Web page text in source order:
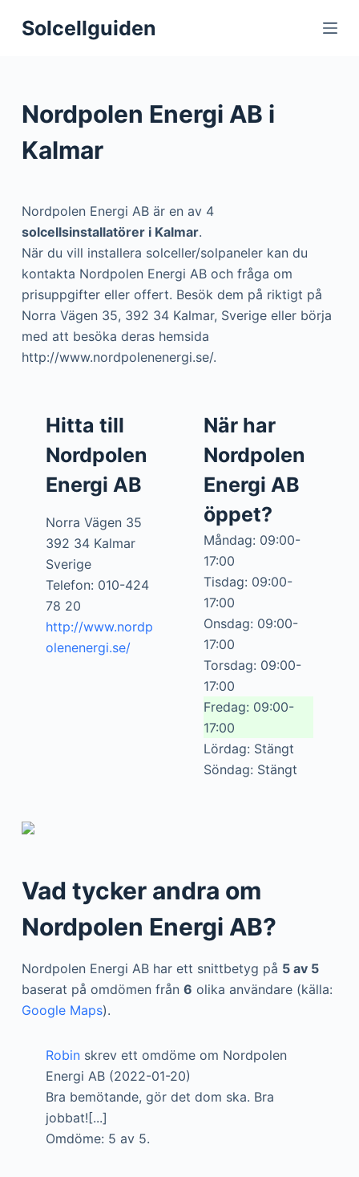
S
o
c
e
n
Solcellguiden
Nordpolen Energi AB i
Kalmar
Nordpolen Energi AB är en av 4
solcellsinstallatörer i Kalmar.
När du vill installera solceller/solpaneler kan du
kontakta Nordpolen Energi AB och fråga om
prisuppgifter eller offert. Besök dem på riktigt på
Norra Vägen 35, 392 34 Kalmar, Sverige eller börja
med att besöka deras hemsida
http://www.nordpolenenergi.se/.
Hitta till
Nordpolen
Energi AB
Norra Vägen 35
392 34 Kalmar
Sverige
Telefon: 010-424
78 20
http://www.nordp
olenenergi.se/
När har
Nordpolen
Energi AB
öppet?
Måndag: 09:00-
17:00
Tisdag: 09:00-
17:00
Onsdag: 09:00-
17:00
Torsdag: 09:00-
17:00
Fredag: 09:00-
17:00
Lördag: Stängt
Söndag: Stängt
Vad tycker andra om
Nordpolen Energi AB?
Nordpolen Energi AB har ett snittbetyg på 5 av 5
baserat på omdömen från 6 olika användare (källa:
Google Maps).
Robinskrev ett omdöme om Nordpolen
Energi AB (2022-01-20)
Bra bemötande, gör det dom ska. Bra
jobbat![...]
Omdöme: 5 av 5.